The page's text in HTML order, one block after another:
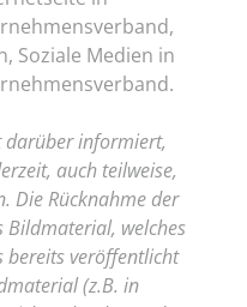
Soziale Medien in
darüber informiert,
auch teilweise,
Die Rücknahme der
welches
bereits veröffentlicht
(z.B. in